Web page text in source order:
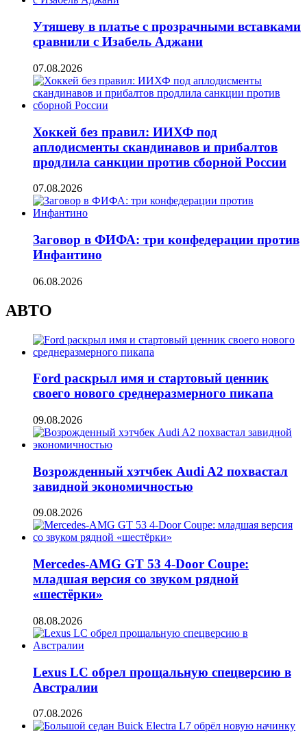
Утяшеву в платье с прозрачными вставками
сравнили с Изабель Аджани
07.08.2026
Хоккей без правил: ИИХФ под
аплодисменты скандинавов и прибалтов
продлила санкции против сборной России
07.08.2026
Заговор в ФИФА: три конфедерации против
Инфантино
06.08.2026
АВТО
Ford раскрыл имя и стартовый ценник
своего нового среднеразмерного пикапа
09.08.2026
Возрожденный хэтчбек Audi A2 похвастал
завидной экономичностью
09.08.2026
Mercedes-AMG GT 53 4-Door Coupe:
младшая версия со звуком рядной
«шестёрки»
08.08.2026
Lexus LC обрел прощальную спецверсию в
Австралии
07.08.2026